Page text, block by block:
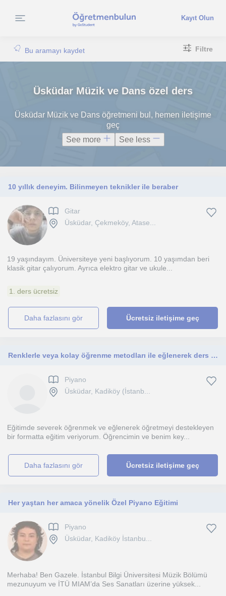
Kayıt Olun
Bu aramayı kaydet Filtre
Üsküdar Müzik ve Dans özel ders
Üsküdar Müzik ve Dans öğretmeni bul, hemen iletişime
geç
See more
See less
10 yıllık deneyim. Bilinmeyen teknikler ile beraber
Gitar
Üsküdar, Çekmeköy, Atase...
19 yaşındayım. Üniversiteye yeni başlıyorum. 10 yaşımdan beri
klasik gitar çalıyorum. Ayrıca elektro gitar ve ukule...
1. ders ücretsiz
daha fazlasını gör Ücretsiz iletişime geç
Renklerle veya kolay öğrenme metodları ile eğlenerek ders yapmak keyifli :)
Piyano
Üsküdar, Kadiköy (İstanb...
Eğitimde severek öğrenmek ve eğlenerek öğretmeyi destekleyen
bir formatta eğitim veriyorum. Öğrencimin ve benim key...
daha fazlasını gör Ücretsiz iletişime geç
Her yaştan her amaca yönelik Özel Piyano Eğitimi
Piyano
Üsküdar, Kadiköy İstanbu...
Merhaba! Ben Gazele. İstanbul Bilgi Üniversitesi Müzik Bölümü
mezunuyum ve İTÜ MIAM’da Ses Sanatları üzerine yüksek...